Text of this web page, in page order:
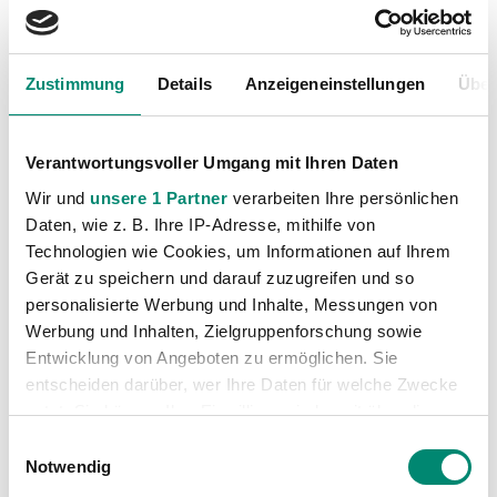
Zustimmung Details Anzeigeneinstellungen
Verantwortungsvoller Umgang mit Ihren Daten
Wir und unsere 1 Partner verarbeiten Ihre persönlichen
Daten, wie z. B. Ihre IP-Adresse, mithilfe von
Technologien wie Cookies, um Informationen auf Ihrem
Gerät zu speichern und darauf zuzugreifen und so
personalisierte Werbung und Inhalte, Messungen von
Werbung und Inhalten, Zielgruppenforschung sowie
Entwicklung von Angeboten zu ermöglichen. Sie
entscheiden darüber, wer Ihre Daten für welche Zwecke
nutzt. Sie können Ihre Einwilligung jederzeit über die
Trigger Symbol ändern oder widerrufen
Notwendig
Kategorien
Akademie
(236)
Allgemeine News
(606)
(6)
(413)